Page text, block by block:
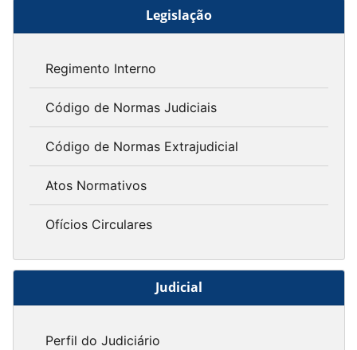
Legislação
Regimento Interno
Código de Normas Judiciais
Código de Normas Extrajudicial
Atos Normativos
Ofícios Circulares
Judicial
Perfil do Judiciário